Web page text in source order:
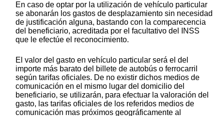
En caso de optar por la utilización de vehículo particular
se abonarán los gastos de desplazamiento sin necesidad
de justificación alguna, bastando con la comparecencia
del beneficiario, acreditada por el facultativo del INSS
que le efectúe el reconocimiento.
El valor del gasto en vehículo particular será el del
importe más barato del billete de autobús o ferrocarril
según tarifas oficiales. De no existir dichos medios de
comunicación en el mismo lugar del domicilio del
beneficiario, se utilizarán, para efectuar la valoración del
gasto, las tarifas oficiales de los referidos medios de
comunicación mas próximos geográficamente al